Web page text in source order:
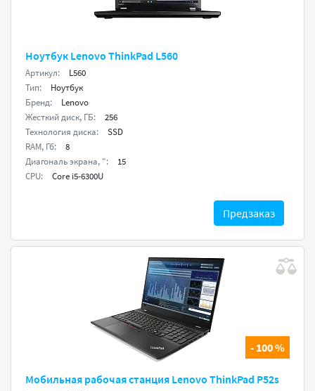
Ноутбук Lenovo ThinkPad L560
Артикул:
L560
Тип:
Ноутбук
Бренд:
Lenovo
Жесткий диск, ГБ:
256
Технология диска:
SSD
RAM, Гб:
8
Диагональ экрана, ":
15
CPU:
Core i5-6300U
Предзаказ
- 100 %
Мобильная рабочая станция Lenovo ThinkPad P52s